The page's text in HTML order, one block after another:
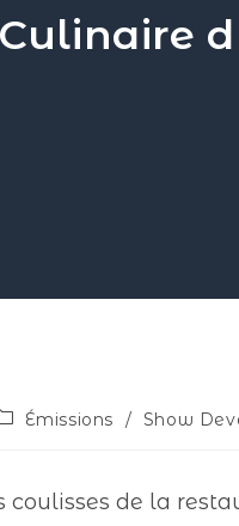
du 29
Émissions / Show
de la